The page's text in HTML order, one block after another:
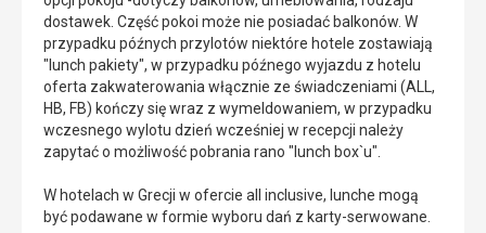
dostawek. Część pokoi może nie posiadać balkonów. W
przypadku późnych przylotów niektóre hotele zostawiają
"lunch pakiety", w przypadku późnego wyjazdu z hotelu
oferta zakwaterowania włącznie ze świadczeniami (ALL,
HB, FB) kończy się wraz z wymeldowaniem, w przypadku
wczesnego wylotu dzień wcześniej w recepcji należy
zapytać o możliwość pobrania rano "lunch box`u".
W hotelach w Grecji w ofercie all inclusive, lunche mogą
być podawane w formie wyboru dań z karty-serwowane.